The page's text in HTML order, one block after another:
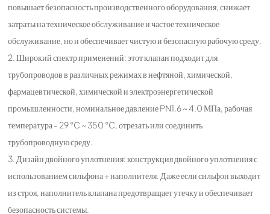
повышает безопасность производственного оборудования, снижает
затраты на техническое обслуживание и частое техническое
обслуживание, но и обеспечивает чистую и безопасную рабочую среду.
2. Широкий спектр применений: этот клапан подходит для
трубопроводов в различных режимах в нефтяной, химической,
фармацевтической, химической и электроэнергетической
промышленности, номинальное давление PN1.6 ~ 4.0 МПа, рабочая
температура - 29 °C ~ 350 °C, отрезать или соединить
трубопроводную среду.
3. Дизайн двойного уплотнения: конструкция двойного уплотнения с
использованием сильфона + наполнителя. Даже если сильфон выходит
из строя, наполнитель клапана предотвращает утечку и обеспечивает
безопасность системы.